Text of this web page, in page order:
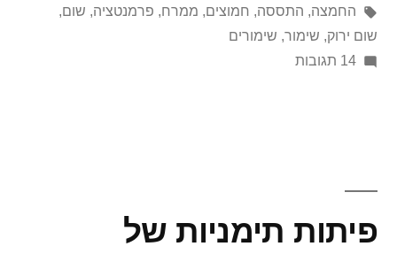
ידי
in
תגיות:
החמצה, התססה, חמוצים, ממרח, פרמנטציה, שום,
שום ירוק, שימור, שימורים
14 תגובות
על
פיתות תימניות של